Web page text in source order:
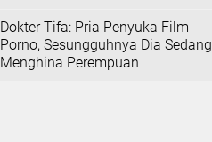
Dokter Tifa: Pria Penyuka Film
Porno, Sesungguhnya Dia Sedang
Menghina Perempuan